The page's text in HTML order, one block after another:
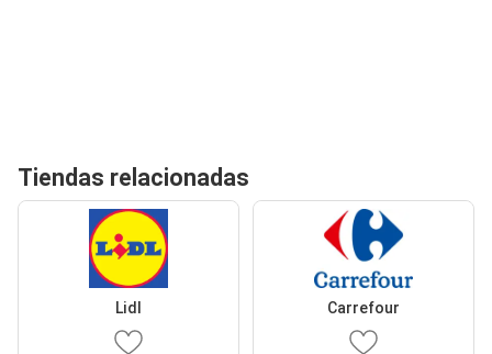
Tiendas relacionadas
Lidl Carrefour